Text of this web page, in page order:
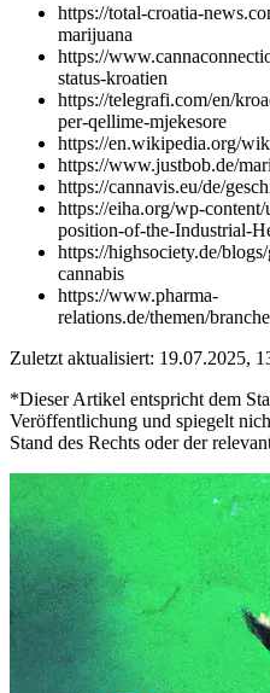
https://total-croatia-
marijuana
https://
status-kroatien
https://telegrafi.com/en/
per-qellime-mjekesore
https://en.wikipedia.org/
https://www.justbob.de/
https://cannavis.eu/de/
https://eiha.org/wp-
position-of-the-Industrial-
https://highsociety.de/
cannabis
https://www.pharma-
relations.de/themen/
Zuletzt aktualisiert: 19.07.2025,
*Dieser Artikel entspricht dem
Veröffentlichung und spiegelt
Stand des Rechts oder der